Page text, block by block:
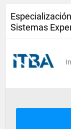
Sistemas